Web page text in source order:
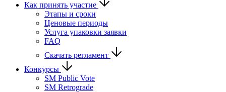
Как принять участие
Этапы и сроки
Ценовые периоды
Услуга упаковки заявки
FAQ
Скачать регламент
Конкурсы
SM Public Vote
SM Retrograde